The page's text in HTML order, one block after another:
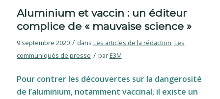
Aluminium et vaccin : un éditeur
complice de « mauvaise science »
9 septembre 2020 / dans Les articles de la rédaction,Les
communiqués de presse / parE3M
Pour contrer les découvertes sur la dangerosité
de l’aluminium, notamment vaccinal, il existe un